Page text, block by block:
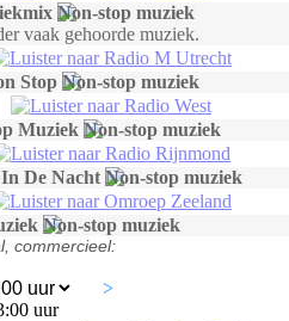
vaak gehoorde muziek.
Stop
Muziek
De Nacht
commercieel:
>
uur